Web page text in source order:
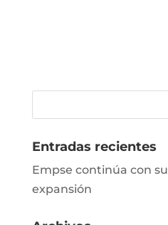
Entradas recientes
Empse continúa con
expansión